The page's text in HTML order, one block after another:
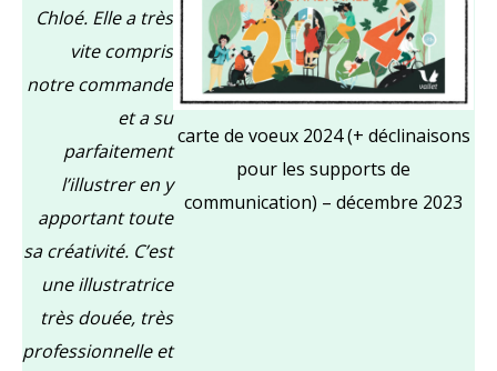
Chloé. Elle a très
vite compris
notre commande
et a su
parfaitement
l’illustrer en y
apportant toute
sa créativité. C’est
une illustratrice
très douée, très
professionnelle et
carte de voeux 2024 (+ déclinaisons
pour les supports de
communication) – décembre 2023